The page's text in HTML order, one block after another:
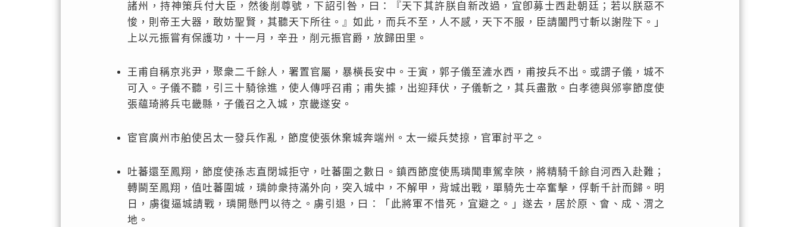
諸州，持神策兵付大臣，然後削尊號，下詔引咎，曰：『天下其許朕自新改過，宜卽募士西赴朝廷；若以朕惡不
悛，則帝王大器，敢妨聖賢，其聽天下所往。』如此，而兵不至，人不感，天下不服，臣請闔門寸斬以謝陛下。」
上以元振嘗有保護功，十一月，辛丑，削元振官爵，放歸田里。
王甫自稱京兆尹，聚衆二千餘人，署置官屬，暴橫長安中。壬寅，郭子儀至滻水西，甫按兵不出。或謂子儀，城不
可入。子儀不聽，引三十騎徐進，使人傳呼召甫；甫失據，出迎拜伏，子儀斬之，其兵盡散。白孝德與邠寧節度使
張蘊琦將兵屯畿縣，子儀召之入城，京畿遂安。
宦官廣州市舶使呂太一發兵作亂，節度使張休棄城奔端州。太一縱兵焚掠，官軍討平之。
吐蕃還至鳳翔，節度使孫志直閉城拒守，吐蕃圍之數日。鎮西節度使馬璘聞車駕幸陝，將精騎千餘自河西入赴難；
轉鬬至鳳翔，值吐蕃圍城，璘帥衆持滿外向，突入城中，不解甲，背城出戰，單騎先士卒奮擊，俘斬千計而歸。明
日，虜復逼城請戰，璘開懸門以待之。虜引退，曰：「此將軍不惜死，宜避之。」遂去，居於原、會、成、渭之
地。